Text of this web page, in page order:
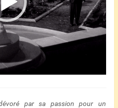
par sa passion pour un